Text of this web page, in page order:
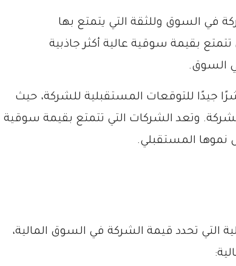
في السوق وللثقة التي يتمتع بها
بقيمة سوقية عالية أكثر جاذبية
السوق.
جيدًا للتوقعات المستقبلية للشركة، حيث
وتعد الشركات التي تتمتع بقيمة سوقية
نموها المستقبلي.
التي تحدد قيمة الشركة في السوق المالية،